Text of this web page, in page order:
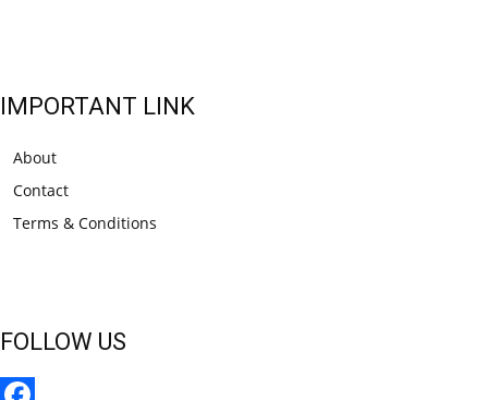
IMPORTANT LINK
About
Contact
Terms & Conditions
FOLLOW US